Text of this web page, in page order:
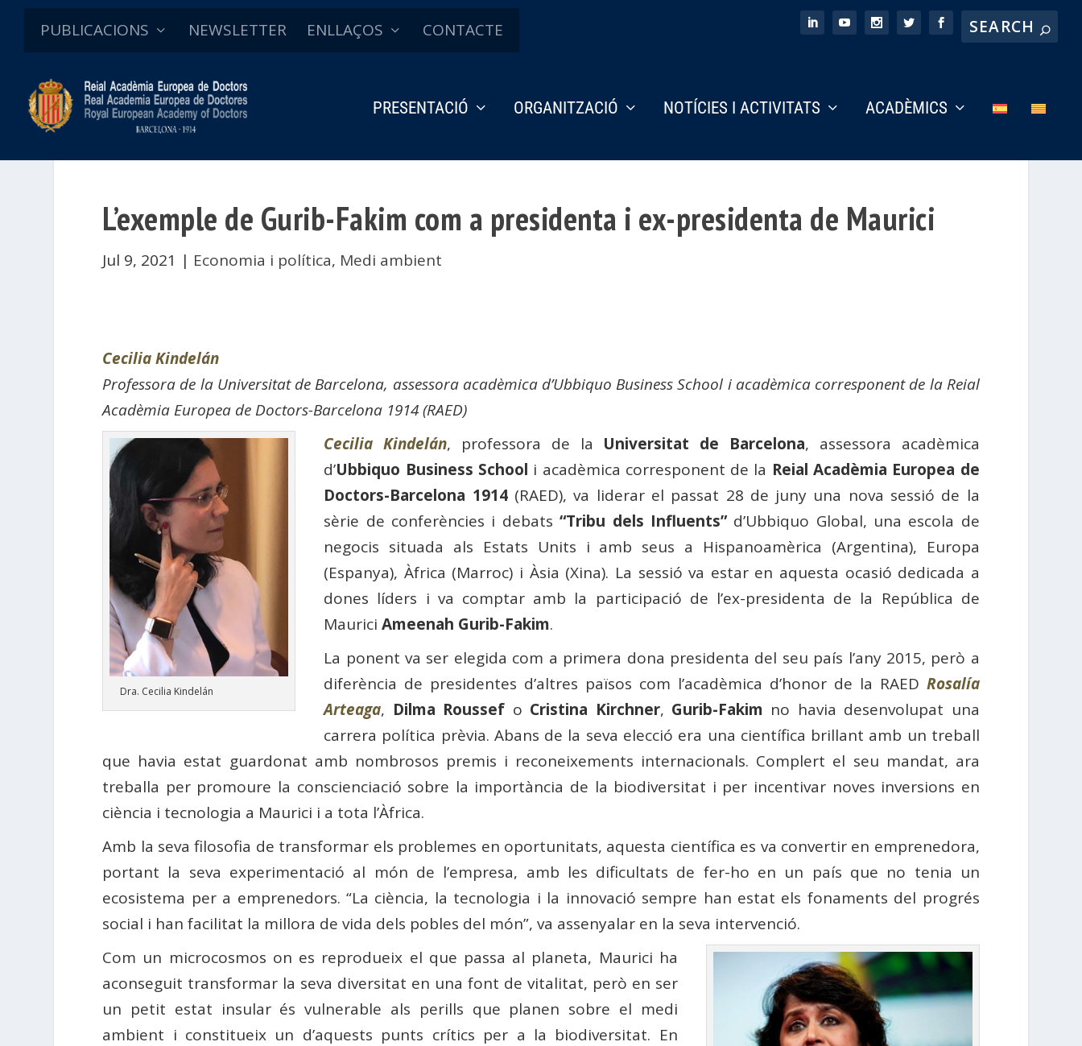
PUBLICACIONS NEWSLETTER ENLLAÇOS CONTACTE
PRESENTACIÓ ORGANITZACIÓ NOTÍCIES I ACTIVITATS ACADÈMICS
L’exemple de Gurib-Fakim com a presidenta i ex-presidenta de Maurici
Jul 9, 2021 | Economia i política, Medi ambient
Cecilia Kindelán
Professora de la Universitat de Barcelona, ​​assessora acadèmica d’Ubbiquo Business School i acadèmica corresponent de la Reial
Acadèmia Europea de Doctors-Barcelona 1914 (RAED)
Dra. Cecilia Kindelán
Cecilia Kindelán, professora de la Universitat de Barcelona, ​​assessora acadèmica
d’Ubbiquo Business School i acadèmica corresponent de la Reial Acadèmia Europea de
Doctors-Barcelona 1914(RAED), va liderar el passat 28 de juny una nova sessió de la
sèrie de conferències i debats“Tribu dels Influents”d’Ubbiquo Global, una escola de
negocis situada als Estats Units i amb seus a Hispanoamèrica (Argentina), Europa
(Espanya), Àfrica (Marroc) i Àsia (Xina). La sessió va estar en aquesta ocasió dedicada a
dones líders i va comptar amb la participació de l’ex-presidenta de la República de
MauriciAmeenah Gurib-Fakim.
La ponent va ser elegida com a primera dona presidenta del seu país l’any 2015, però a
diferència de presidentes d’altres països com l’acadèmica d’honor de la RAED Rosalía
Arteaga, Dilma Roussef o Cristina Kirchner, Gurib-Fakim ​​no havia desenvolupat una
carrera política prèvia. Abans de la seva elecció era una científica brillant amb un treball
que havia estat guardonat amb nombrosos premis i reconeixements internacionals. Complert el seu mandat, ara
treballa per promoure la conscienciació sobre la importància de la biodiversitat i per incentivar noves inversions en
ciència i tecnologia a Maurici i a tota l’Àfrica.
Amb la seva filosofia de transformar els problemes en oportunitats, aquesta científica es va convertir en emprenedora,
portant la seva experimentació al món de l’empresa, amb les dificultats de fer-ho en un país que no tenia un
ecosistema per a emprenedors. “La ciència, la tecnologia i la innovació sempre han estat els fonaments del progrés
social i han facilitat la millora de vida dels pobles del món”, va assenyalar en la seva intervenció.
Com un microcosmos on es reprodueix el que passa al planeta, Maurici ha
aconseguit transformar la seva diversitat en una font de vitalitat, però en ser
un petit estat insular és vulnerable als perills que planen sobre el medi
ambient i constitueix un d’aquests punts crítics per a la biodiversitat. En